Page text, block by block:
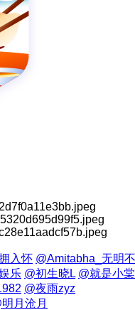
入怀 @Amitabha_无明不
乐 @初生晓L @就是小棠
@夜雨zyz
明月沧月